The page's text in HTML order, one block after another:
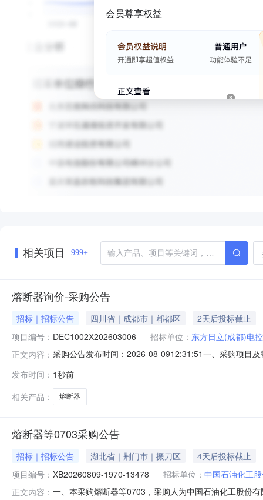
会员尊享权益
相关项目 999+
熔断器询价-采购公告
招标｜招标公告 四川省｜成都市｜郫都区
2天后投标截止
项目编号： DEC1002X202603006 招标单位： 东方日立(成都)电
正文内容： 采购公告发布时间：2026-08-0912:31:51一、采购项目
东方电气集中采购管理平台网址：，登录系统。报价路
发布时间： 1秒前
相关产品：
熔断器
熔断器等0703采购公告
招标｜招标公告 湖北省｜荆门市｜掇刀区
4天后投标截止
项目编号： XB20260809-1970-13478 招标单位： 中国石油化工
正文内容： 一、本采购熔断器等0703，采购人为中国石油化工股份